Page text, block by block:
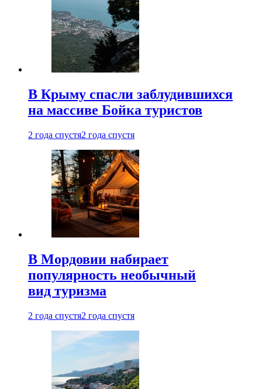
В Крыму спасли заблудившихся
на массиве Бойка туристов
2 года спустя2 года спустя
В Мордовии набирает
популярность необычный
вид туризма
2 года спустя2 года спустя